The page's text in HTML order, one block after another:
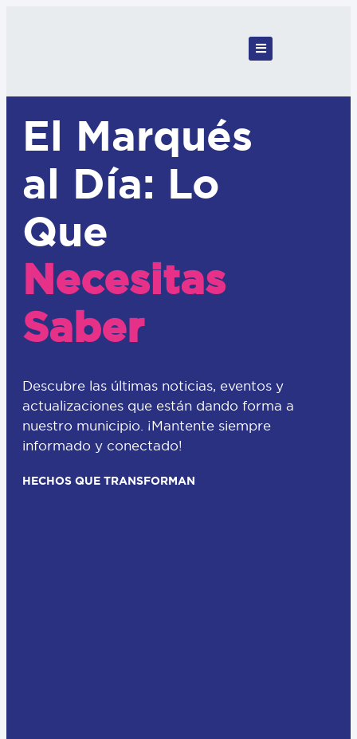
El Marqués
al Día: Lo
Que
Necesitas
Saber
Descubre las últimas noticias, eventos y
actualizaciones que están dando forma a
nuestro municipio. ¡Mantente siempre
informado y conectado!
HECHOS QUE TRANSFORMAN